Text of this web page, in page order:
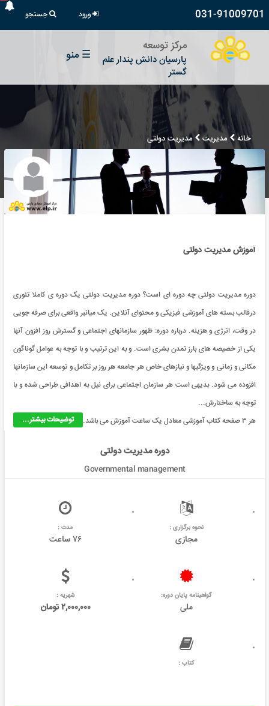
031-91009701 ورود جستجو
مرکز توسعه
پارسیان دانش پندار علم
گستر
☰ منو
خانه مدیریت مدیریت دولتی
آموزش مدیریت دولتی
دوره مدیریت دولتی چه دوره ای است؟ دوره مدیریت دولتی یک دوره ی کاملا تئوری
درقالب بسته های آموزشی فیزیکی و محتوای آنلاین. یک میانبر واقعی برای صرفه جویی
در وقت، انرژی و هزینه. درباره دوره: ظهور سازمانهای اجتماعی و گسترش روز افزون آنها
یکی از خصیصه های بارز تمدن بشری است. و به این ترتیب و با توجه به عوامل گوناگون
مکانی و زمانی و ويژگیها و نیازهای خاص هر جامعه هر روز بر تکامل و توسعه این سازمانها
افزوده می شود. بدیهی است هر سازمان اجتماعی برای نیل به اهدافی طراحی شده و با
توجه به ساختارش...
توضیحات بیشتر...
هر ۳ صفحه کتاب آموزشی معادل یک ساعت آموزش می باشد.
دوره مدیریت دولتی
Governmental management
نحوه برگزاری :
مجازی
مدت :
۷۶ ساعت
گواهینامه پایان دوره:
ملی
شهریه :
۲,۰۰۰,۰۰۰ تومان
کتاب :